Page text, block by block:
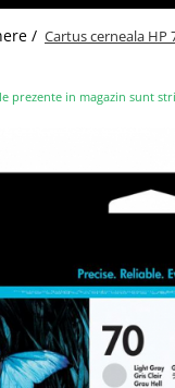
/ Cartus cerneala HP
prezente in magazin sunt